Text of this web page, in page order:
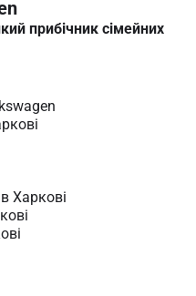
прибічник сімейних
Харкові